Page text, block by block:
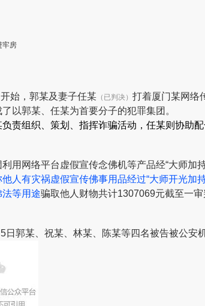
牢房
始， 郭某及妻子任某 （已判决） 打着厦门某网络
以郭某、任某为首要分子的犯罪集团。
负责组织、策划、指挥诈骗活动，任某则协助
用网络平台 虚假宣传念佛机等产品经“大师加
人有灾祸虚假宣传佛事用品经过“大师开光加
等用途骗取他人财物共计1307069元截至一
日 郭某、祝某、林某、陈某等四名被告被公安